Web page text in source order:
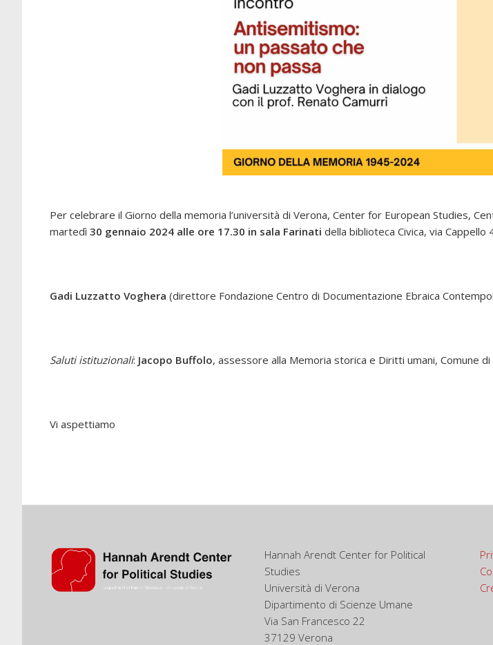
Per celebrare il Giorno della memoria l’università di Verona, Center for European Studies,
martedì 30 gennaio 2024 alle ore 17.30 in sala Farinati della biblioteca Civica, via Cappello
Gadi Luzzatto Voghera (direttore Fondazione Centro di Documentazione Ebraica
Saluti istituzionali: Jacopo Buffolo, assessore alla Memoria storica e Diritti umani, Comune di
Vi aspettiamo
Hannah Arendt Center for Political
Studies
Università di Verona
Dipartimento di Scienze Umane
Via San Francesco 22
37129 Verona